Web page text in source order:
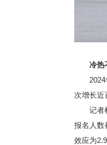
冷热
2024年
次增长近
记者梳
报名人数
效应为